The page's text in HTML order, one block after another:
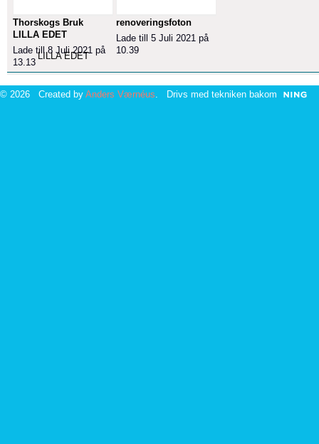
Thorskogs Bruk
LILLA EDET
Lade till 8 Juli 2021 på
13.13
renoveringsfoton
Lade till 5 Juli 2021 på
10.39
© 2026 Created by Anders Værnéus . Drivs med tekniken bakom